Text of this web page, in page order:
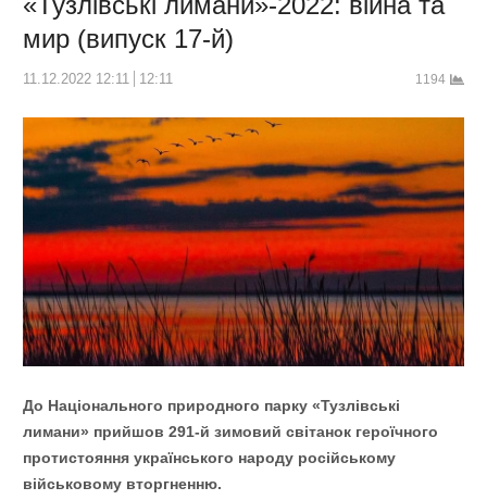
мир (випуск 17-й)
11.12.2022 12:11 12:11 1194
До Національного природного парку «Тузлівські
лимани» прийшов 291-й зимовий світанок героїчного
протистояння українського народу російському
військовому вторгненню.